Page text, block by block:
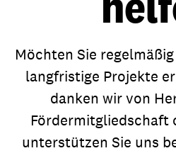
Möchten Sie
langfristige Projekte
danken wir von
Fördermitgliedschaft
unterstützen Sie uns